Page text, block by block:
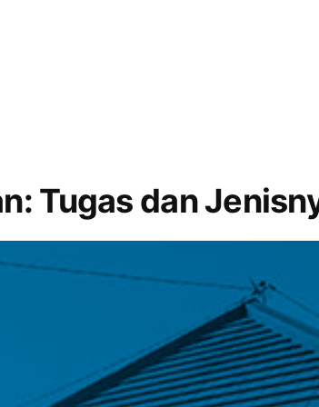
Tugas dan